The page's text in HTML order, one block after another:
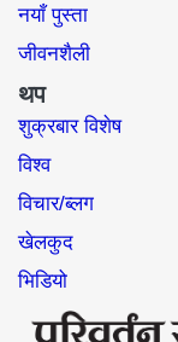
नयाँ पुस्ता
जीवनशैली
थप
शुक्रबार विशेष
विश्व
विचार/ब्लग
खेलकुद
भिडियो